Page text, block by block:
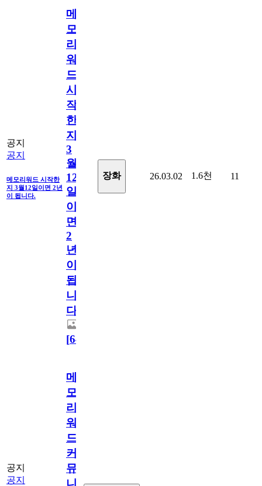
공지
공지
메모리워드 시작한
지 3월12일이면 2년
이 됩니다.
메
모
리
워
드
시
작
한
지
3
월
12
일
이
면
2
년
이
됩
니
다.
[64
장화 26.03.02 1.6천 11
공지
공지
메
모
리
워
드
커
뮤
니